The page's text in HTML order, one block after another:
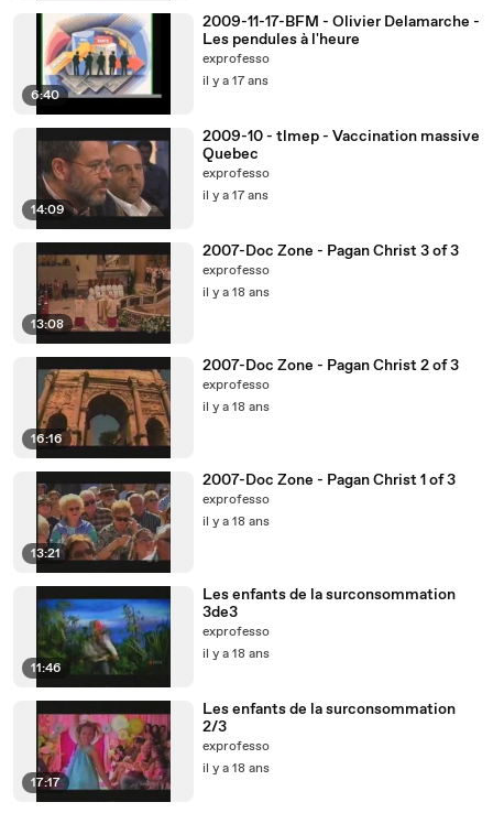
6:40
2009-11-17-BFM - Olivier Delamarche -
Les pendules à l'heure
exprofesso
il y a 17 ans
14:09
2009-10 - tlmep - Vaccination massive
Quebec
exprofesso
il y a 17 ans
13:08
2007-Doc Zone - Pagan Christ 3 of 3
exprofesso
il y a 18 ans
16:16
2007-Doc Zone - Pagan Christ 2 of 3
exprofesso
il y a 18 ans
13:21
2007-Doc Zone - Pagan Christ 1 of 3
exprofesso
il y a 18 ans
11:46
Les enfants de la surconsommation
3de3
exprofesso
il y a 18 ans
17:17
Les enfants de la surconsommation
2/3
exprofesso
il y a 18 ans